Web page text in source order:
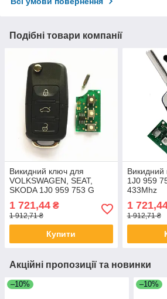
Подібні товари компанії
Викидний ключ для
VOLKSWAGEN, SEAT,
SKODA 1J0 959 753 G
1 721,44 ₴
1 912,71 ₴
Купити
Викидний
1J0 959
433Mhz
1
1 912,71 ₴
Акційні пропозиції та новинки
–10% –10%